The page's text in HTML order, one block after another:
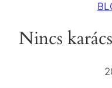
Nincs